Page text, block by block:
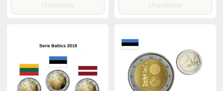
Unavailable Unavailable